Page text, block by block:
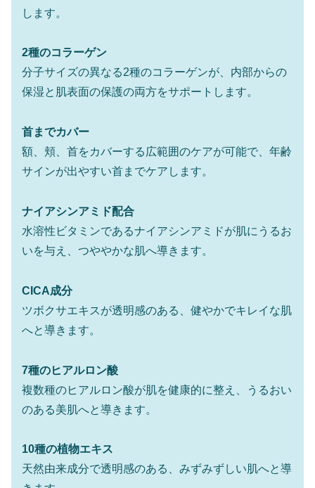
します。
2種のコラーゲン
分子サイズの異なる2種のコラーゲンが、内部からの
保湿と肌表面の保護の両方をサポートします。
首までカバー
額、頬、首をカバーする広範囲のケアが可能で、年齢
サインが出やすい首までケアします。
ナイアシンアミド配合
水溶性ビタミンであるナイアシンアミドが肌にうるお
いを与え、つややかな肌へ導きます。
CICA成分
ツボクサエキスが透明感のある、健やかでキレイな肌
へと導きます。
7種のヒアルロン酸
複数種のヒアルロン酸が肌を健康的に整え、うるおい
のある美肌へと導きます。
10種の植物エキス
天然由来成分で透明感のある、みずみずしい肌へと導